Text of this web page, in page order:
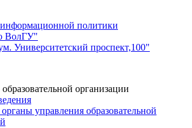
политики
ВолГУ"
Университетский проспект,100"
организации
управления образовательной